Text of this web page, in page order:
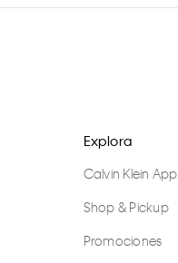
Explora
Calvin Klein App
Shop & Pickup
Promociones